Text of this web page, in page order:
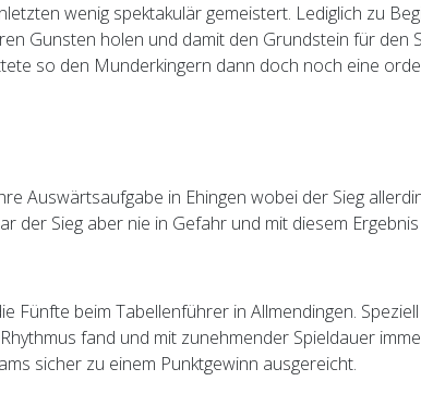
wenig spektakulär gemeistert. Lediglich zu
Gunsten holen und damit den Grundstein für den
so den Munderkingern dann doch noch eine
Auswärtsaufgabe in Ehingen wobei der Sieg
der Sieg aber nie in Gefahr und mit diesem
Fünfte beim Tabellenführer in Allmendingen.
fand und mit zunehmender Spieldauer
sicher zu einem Punktgewinn ausgereicht.